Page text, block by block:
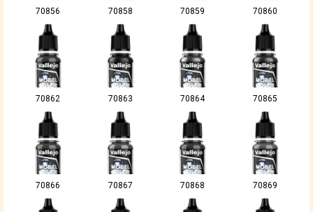
70856 70858 70859 70860
70862 70863 70864 70865
70866 70867 70868 70869